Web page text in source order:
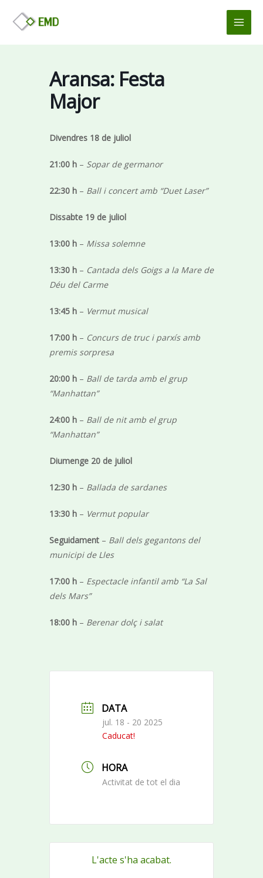
contingut
Aransa: Festa
Major
Divendres 18 de juliol
21:00 h – Sopar de germanor
22:30 h – Ball i concert amb “Duet Laser”
Dissabte 19 de juliol
13:00 h – Missa solemne
13:30 h – Cantada dels Goigs a la Mare de
Déu del Carme
13:45 h – Vermut musical
17:00 h – Concurs de truc i parxís amb
premis sorpresa
20:00 h – Ball de tarda amb el grup
“Manhattan”
24:00 h – Ball de nit amb el grup
“Manhattan”
Diumenge 20 de juliol
12:30 h – Ballada de sardanes
13:30 h – Vermut popular
Seguidament – Ball dels gegantons del
municipi de Lles
17:00 h – Espectacle infantil amb “La Sal
dels Mars”
18:00 h – Berenar dolç i salat
DATA
jul. 18 - 20 2025
Caducat!
HORA
Activitat de tot el dia
L'acte s'ha acabat.